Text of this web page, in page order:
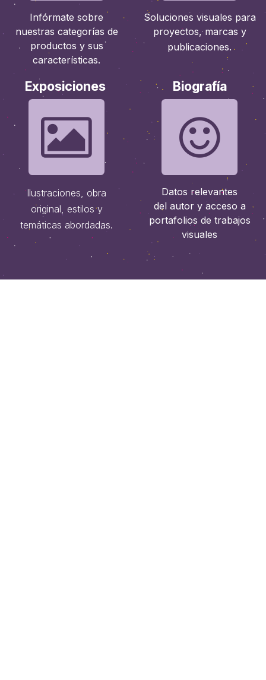
Infórmate sobre
nuestras categorías de
productos y sus
características.
Soluciones visuales para
proyectos, marcas y
publicaciones.
Exposiciones
Ilustraciones, obra
original, estilos y
temáticas abordadas.
Biografía
Datos relevantes
del autor y acceso a
portafolios de trabajos
visuales